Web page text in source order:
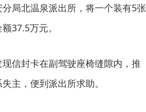
局北温泉派出所，将一个装有5张
37.5万元。
信封卡在副驾驶座椅缝隙内，推
主，便到派出所求助。